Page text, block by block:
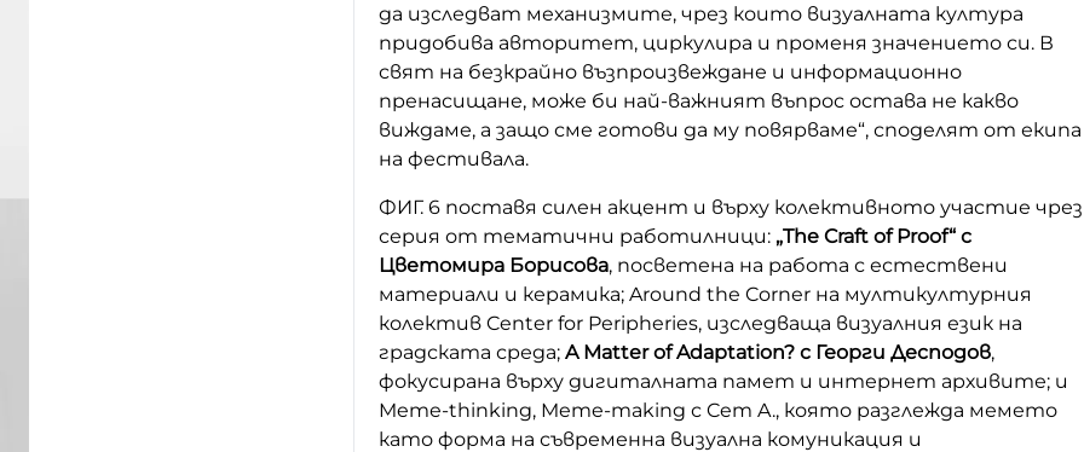
да изследват механизмите, чрез които визуалната култура
придобива авторитет, циркулира и променя значението си. В
свят на безкрайно възпроизвеждане и информационно
пренасищане, може би най-важният въпрос остава не какво
виждаме, а защо сме готови да му повярваме“, споделят от екипа
на фестивала.
ФИГ. 6 поставя силен акцент и върху колективното участие чрез
серия от тематични работилници: „The Craft of Proof“ с
Цветомира Борисова, посветена на работа с естествени
материали и керамика; Around the Corner на мултикултурния
колектив Center for Peripheries, изследваща визуалния език на
градската среда; A Matter of Adaptation? с Георги Десподов,
фокусирана върху дигиталната памет и интернет архивите; и
Meme-thinking, Meme-making с Cem A., която разглежда мемето
като форма на съвременна визуална комуникация и